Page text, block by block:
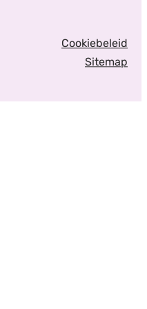
Cookiebeleid
Sitemap